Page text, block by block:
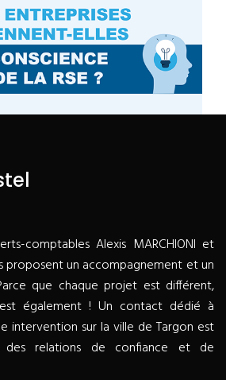
comptables Alexis MARCHIONI et
proposent un accompagnement et un
que chaque projet est différent,
également ! Un contact dédié à
intervention sur la ville de Targon est
des relations de confiance et de